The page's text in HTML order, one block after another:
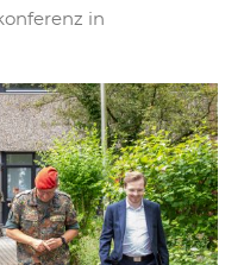
in